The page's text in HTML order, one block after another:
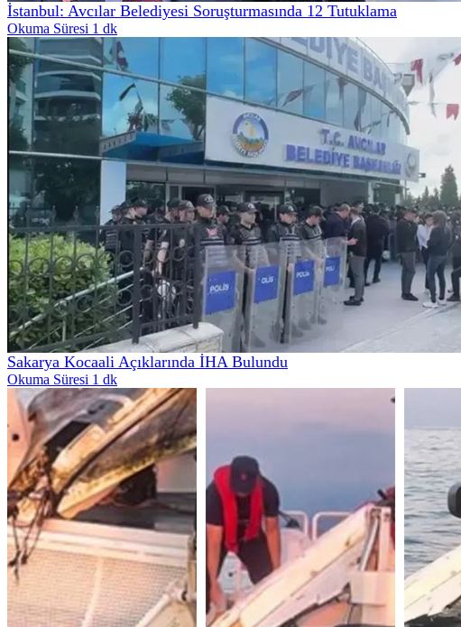
İstanbul: Avcılar Belediyesi Soruşturmasında 12 Tutuklama
Okuma Süresi 1 dk
Sakarya Kocaali Açıklarında İHA Bulundu
Okuma Süresi 1 dk